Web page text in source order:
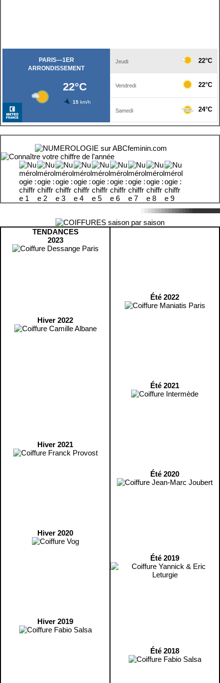
TENDANCES
2023
Hiver 2022
Hiver 2021
Hiver 2020
Hiver 2019
Été 2022
Été 2021
Été 2020
Été 2019
Été 2018